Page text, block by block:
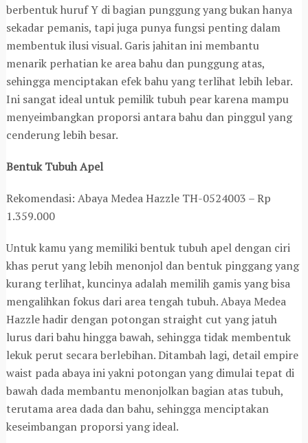
berbentuk huruf Y di bagian punggung yang bukan hanya
sekadar pemanis, tapi juga punya fungsi penting dalam
membentuk ilusi visual. Garis jahitan ini membantu
menarik perhatian ke area bahu dan punggung atas,
sehingga menciptakan efek bahu yang terlihat lebih lebar.
Ini sangat ideal untuk pemilik tubuh pear karena mampu
menyeimbangkan proporsi antara bahu dan pinggul yang
cenderung lebih besar.
Bentuk Tubuh Apel
Rekomendasi: Abaya Medea Hazzle TH-0524003 – Rp
1.359.000
Untuk kamu yang memiliki bentuk tubuh apel dengan ciri
khas perut yang lebih menonjol dan bentuk pinggang yang
kurang terlihat, kuncinya adalah memilih gamis yang bisa
mengalihkan fokus dari area tengah tubuh. Abaya Medea
Hazzle hadir dengan potongan straight cut yang jatuh
lurus dari bahu hingga bawah, sehingga tidak membentuk
lekuk perut secara berlebihan. Ditambah lagi, detail empire
waist pada abaya ini yakni potongan yang dimulai tepat di
bawah dada membantu menonjolkan bagian atas tubuh,
terutama area dada dan bahu, sehingga menciptakan
keseimbangan proporsi yang ideal.